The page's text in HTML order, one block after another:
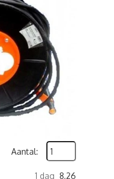
Aantal:
1 dag 8,26